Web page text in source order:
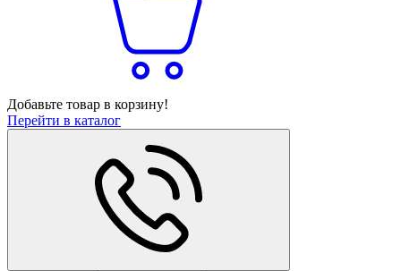
Добавьте товар в корзину!
Перейти в каталог